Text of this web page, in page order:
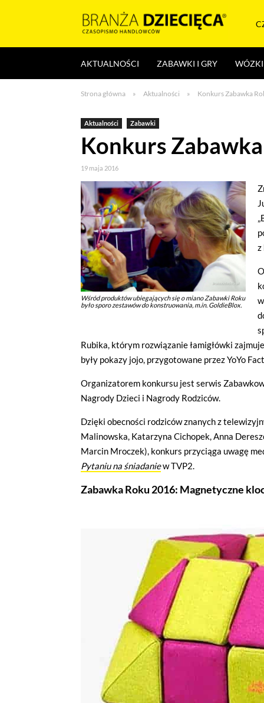
Branża
dziecięca
AKTUALNOŚCI ZABAWKI I GRY WÓZKI
Strona główna » Aktualności » Konkurs Zabawka
Aktualności Zabawki
Konkurs
19 maja 2016
Wśród produktów ubiegających się o miano Zabawki Roku
było sporo zestawów do konstruowania, m.in. GoldieBlox.
z
Rubika, którym rozwiązanie łamigłówki
były pokazy jojo, przygotowane przez YoYo
Organizatorem konkursu jest serwis
Nagrody Dzieci i Nagrody Rodziców.
Dzięki obecności rodziców znanych z
Malinowska, Katarzyna Cichopek, Anna
Marcin Mroczek), konkurs przyciąga uwagę
Pytaniu na śniadaniew TVP2.
Zabawka Roku 2016: Magnetyczne